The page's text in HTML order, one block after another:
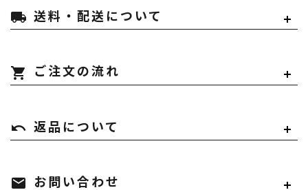
local_shipping 送料・配送について
shopping_cart ご注文の流れ
undo 返品について
mail お問い合わせ